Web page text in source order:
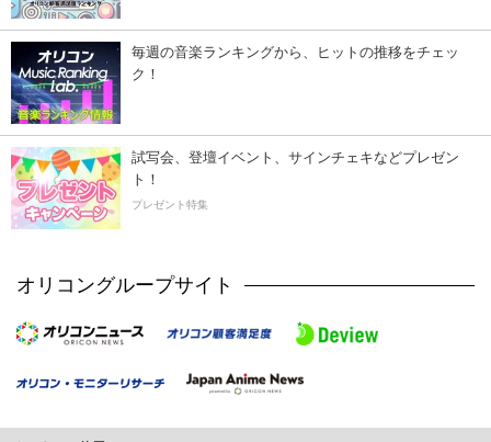
毎週の音楽ランキングから、ヒットの推移をチェッ
ク！
試写会、登壇イベント、サインチェキなどプレゼン
ト！
プレゼント特集
オリコングループサイト